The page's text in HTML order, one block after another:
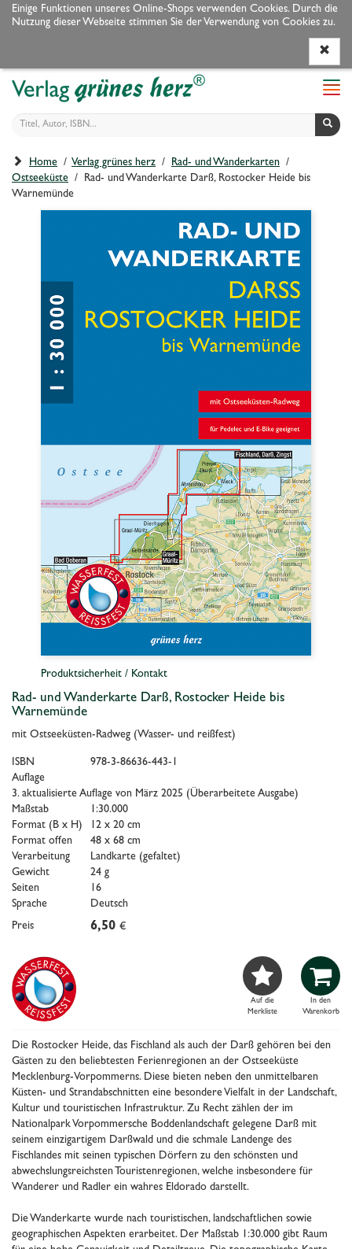
Einige Funktionen unseres Online-Shops verwenden Cookies. Durch die
Nutzung dieser Webseite stimmen Sie der Verwendung von Cookies zu.
Home / Verlag grünes herz / Rad- und Wanderkarten /
Ostseeküste / Rad- und Wanderkarte Darß, Rostocker Heide bis
Warnemünde
Produktsicherheit / Kontakt
Rad- und Wanderkarte Darß, Rostocker Heide bis
Warnemünde
mit Ostseeküsten-Radweg (Wasser- und reißfest)
ISBN
978-3-86636-443-1
Auflage
3. aktualisierte Auflage von März 2025 (Überarbeitete Ausgabe)
Maßstab
1:30.000
Format (B x H)
12 x 20 cm
Format offen
48 x 68 cm
Verarbeitung
Landkarte (gefaltet)
Gewicht
24 g
Seiten
16
Sprache
Deutsch
Preis
6,50 €

Auf die
Merkliste

In den
Warenkorb
Die Rostocker Heide, das Fischland als auch der Darß gehören bei den
Gästen zu den beliebtesten Ferienregionen an der Ostseeküste
Mecklenburg-Vorpommerns. Diese bieten neben den unmittelbaren
Küsten- und Strandabschnitten eine besondere Vielfalt in der Landschaft,
Kultur und touristischen Infrastruktur. Zu Recht zählen der im
Nationalpark Vorpommersche Boddenlandschaft gelegene Darß mit
seinem einzigartigem Darßwald und die schmale Landenge des
Fischlandes mit seinen typischen Dörfern zu den schönsten und
abwechslungsreichsten Touristenregionen, welche insbesondere für
Wanderer und Radler ein wahres Eldorado darstellt.
Die Wanderkarte wurde nach touristischen, landschaftlichen sowie
geographischen Aspekten erarbeitet. Der Maßstab 1:30.000 gibt Raum